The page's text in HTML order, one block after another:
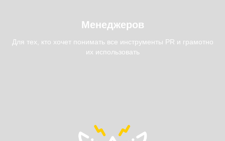
Менеджеров
Для тех, кто хочет понимать все инструменты PR и грамотно
их использовать